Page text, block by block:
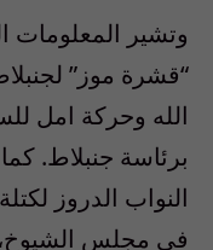
وتشير المعلومات
“قشرة موز”
الله وحركة امل
برئاسة جنبلاط.
النواب الدروز
في مجلس